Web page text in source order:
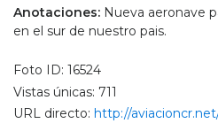
Anotaciones: Nueva aeronave
en el sur de nuestro pais.
Foto ID: 16524
Vistas únicas: 711
URL directo: http://